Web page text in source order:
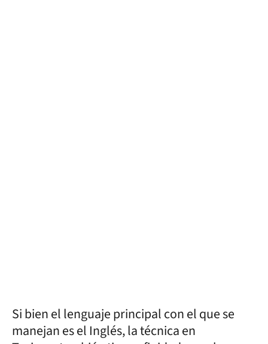
Si bien el lenguaje principal con el que se
manejan es el Inglés, la técnica en